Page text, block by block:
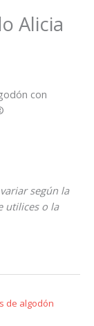
Alicia
con
según la
utilices o la
de algodón